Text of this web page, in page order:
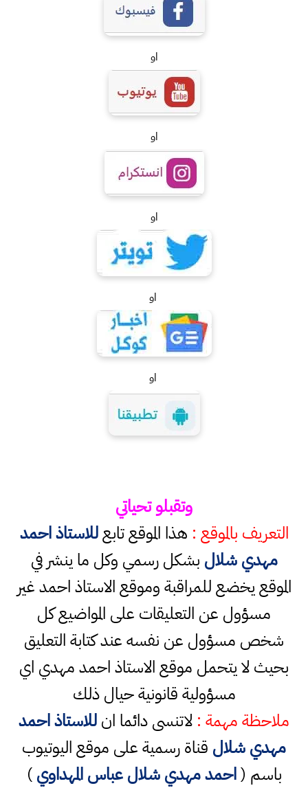
او
او
او
او
او
وتقبلو تحياتي
التعريف بالموقع : هذا الموقع تابعللاستاذ احمد
مهدي شلال بشكل رسمي وكل ما ينشر في
الموقع يخضع للمراقبة وموقع الاستاذ احمد غير
مسؤول عن التعليقات على المواضيع كل
شخص مسؤول عن نفسه عند كتابة التعليق
بحيث لا يتحمل موقع الاستاذ احمد مهدي اي
مسؤولية قانونية حيال ذلك
ملاحظة مهمة : لاتنسى دائما انللاستاذ احمد
مهدي شلال قناة رسمية على موقع اليوتيوب
باسم (احمد مهدي شلال عباس المهداوي)